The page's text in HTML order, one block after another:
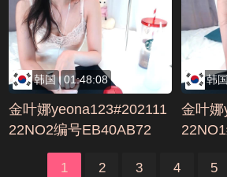
韩国 01:48:08
金叶娜yeona123#202111
22NO2编号EB40AB72
韩
金叶娜
1 2 3 4 5